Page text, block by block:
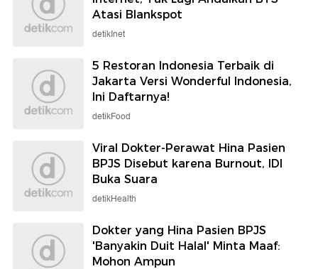
Atasi Blankspot
detikInet
5 Restoran Indonesia Terbaik di
Jakarta Versi Wonderful Indonesia,
Ini Daftarnya!
detikFood
Viral Dokter-Perawat Hina Pasien
BPJS Disebut karena Burnout, IDI
Buka Suara
detikHealth
Dokter yang Hina Pasien BPJS
'Banyakin Duit Halal' Minta Maaf:
Mohon Ampun